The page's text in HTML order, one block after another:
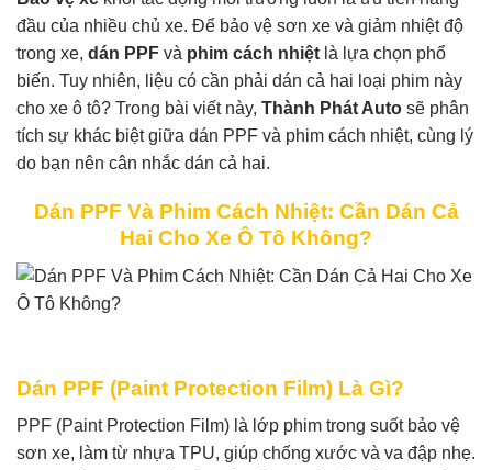
đầu của nhiều chủ xe. Để bảo vệ sơn xe và giảm nhiệt độ
trong xe, dán PPF và phim cách nhiệt là lựa chọn phổ
biến. Tuy nhiên, liệu có cần phải dán cả hai loại phim này
cho xe ô tô? Trong bài viết này, Thành Phát Auto sẽ phân
tích sự khác biệt giữa dán PPF và phim cách nhiệt, cùng lý
do bạn nên cân nhắc dán cả hai.
Dán PPF Và Phim Cách Nhiệt: Cần Dán Cả
Hai Cho Xe Ô Tô Không?
Dán PPF (Paint Protection Film) Là Gì?
PPF (Paint Protection Film) là lớp phim trong suốt bảo vệ
sơn xe, làm từ nhựa TPU, giúp chống xước và va đập nhẹ.